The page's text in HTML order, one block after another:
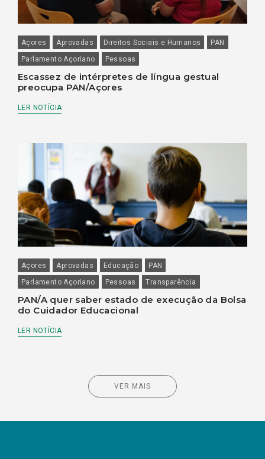
Açores Aprovadas Direitos Sociais e Humanos
PAN
Parlamento Açoriano
Pessoas
Escassez de intérpretes de língua gestual
preocupa PAN/Açores
LER NOTÍCIA
Açores Aprovadas Educação
PAN
Parlamento Açoriano
Pessoas Transparência
PAN/A quer saber estado de execução da Bolsa
do Cuidador Educacional
LER NOTÍCIA
VER MAIS